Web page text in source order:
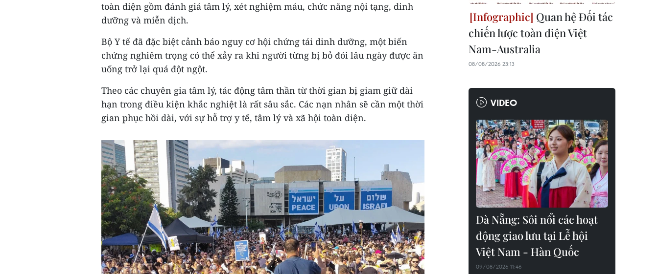
toàn diện gồm đánh giá tâm lý, xét nghiệm máu, chức năng nội tạng, dinh
dưỡng và miễn dịch.
Bộ Y tế đã đặc biệt cảnh báo nguy cơ hội chứng tái dinh dưỡng, một biến
chứng nghiêm trọng có thể xảy ra khi người từng bị bỏ đói lâu ngày được ăn
uống trở lại quá đột ngột.
Theo các chuyên gia tâm lý, tác động tâm thần từ thời gian bị giam giữ dài
hạn trong điều kiện khắc nghiệt là rất sâu sắc. Các nạn nhân sẽ cần một thời
gian phục hồi dài, với sự hỗ trợ y tế, tâm lý và xã hội toàn diện.
Quan hệ Đối tác
chiến lược toàn diện Việt
Nam-Australia
08/08/2026 23:13
VIDEO
Đà Nẵng: Sôi nổi các hoạt
động giao lưu tại Lễ hội
Việt Nam - Hàn Quốc
09/08/2026 11:46